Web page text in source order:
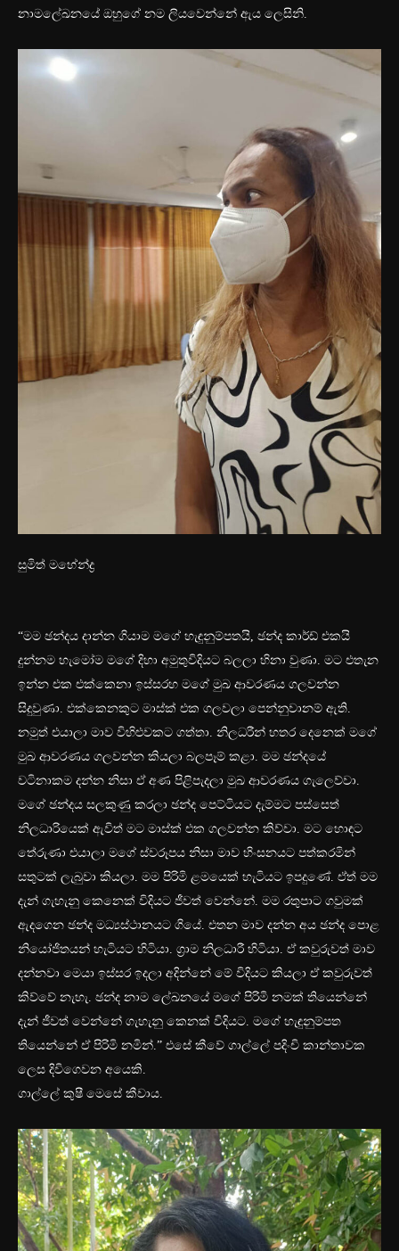
නාමලේඛනයේ ඔහුගේ නම ලියවෙන්නේ ඇය ලෙසිනි.
සුමිත් මහේන්ද්‍ර
“මම ඡන්දය දාන්න ගියාම මගේ හැඳුනුම්පතයි, ඡන්ද කාර්ඩ් එකයි
දුන්නම හැ‍මෝම මගේ දිහා අමුතුවිදියට බලලා හිනා වුණා. මට එතැන
ඉන්න එක එක්කෙනා ඉස්සරහ මගේ මුඛ ආවරණය ගලවන්න
සිදුවුණා. එක්කෙනකුට මාස්ක් එක ගලවලා පෙන්නුවානම් ඇති.
නමුත් එයාලා මාව විහිළුවකට ගත්තා. නිලධරීන් හතර දෙනෙක් මගේ
මුඛ ආවරණය ගලවන්න කියලා බලපෑම් කළා. මම ඡන්දයේ
වටිනාකම දන්න නිසා ඒ අණ පිළිපැදලා මුඛ ආවරණය ගැලෙව්වා.
‍මගේ ඡන්දය සලකුණු කරලා ඡන්ද පෙට්ටියට දැම්මට පස්සෙත්
නිලධාරියෙක් ඇවිත් මට මාස්ක් එක ගලවන්න කිව්වා. මට හොඳට
තේරුණා එයාලා මගේ ස්වරූපය නිසා මාව හිංසනයට පත්කරමින්
සතුටක් ලැබුවා කියලා. මම පිරිමි ළමයෙක් හැටියට ඉපදුණේ. ඒත් මම
දැන් ගැහැනු‍ කෙනෙක් විදියට ජීවත් වෙන්නේ. මම රතුපාට ගවුමක්
ඇදගෙන ඡන්ද මධ්‍යස්ථානයට ගියේ. එතන මාව දන්න අය ඡන්ද පොළ
නියෝජිතයන් හැටියට හිටියා. ග්‍රාම නිලධාරී හිටියා. ඒ කවුරුවත් මාව
දන්නවා මෙයා ඉස්සර ඉදලා අදින්නේ මේ විදියට කියලා ඒ කවුරුවත්
කිව්වේ නැහැ. ඡන්ද නාම ලේඛනයේ මගේ පිරිමි නමක් තියෙන්නේ
දැන් ජීවත් වෙන්නේ ගැහැනු කෙනක් විදියට. මගේ හැඳුනුම්පත
තියෙන්නේ ඒ පිරිමි නමින්.” එසේ කීවේ ගාල්ලේ පදිංචි කාන්තාවක
ලෙස දිවිගෙවන අයෙකි.
ගාල්ලේ කුෂී මෙසේ කීවාය.